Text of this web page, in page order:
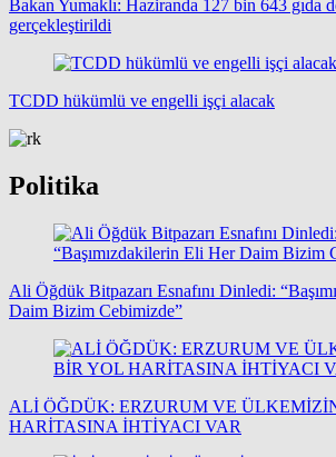
Bakan Yumaklı: Haziranda 127 bin 643 gıda
gerçekleştirildi
TCDD hükümlü ve engelli işçi alacak
Politika
Ali Öğdük Bitpazarı Esnafını Dinledi:
Daim Bizim Cebimizde”
ALİ ÖĞDÜK: ERZURUM VE
HARİTASINA İHTİYACI VAR